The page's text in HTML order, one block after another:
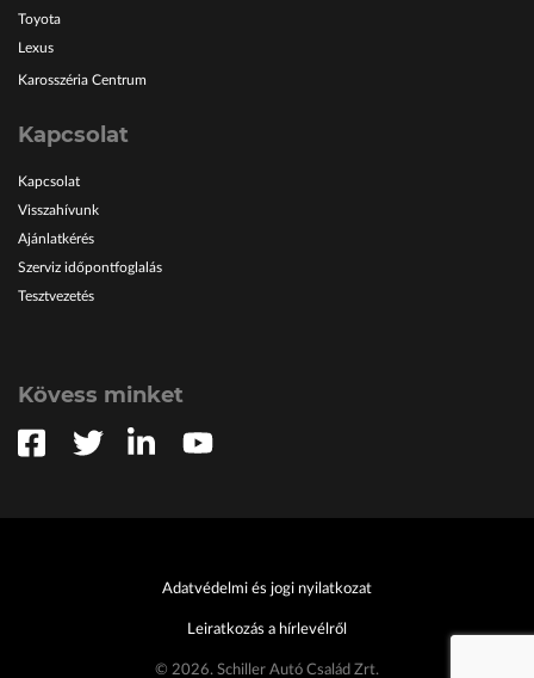
Toyota
Lexus
Karosszéria Centrum
Kapcsolat
Kapcsolat
Visszahívunk
Ajánlatkérés
Szerviz időpontfoglalás
Tesztvezetés
Kövess minket
Adatvédelmi és jogi nyilatkozat
© 2026. Schiller Autó Család Zrt.
Leiratkozás a hírlevélről